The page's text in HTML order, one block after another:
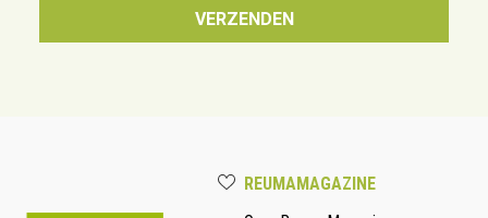
REUMAMAGAZINE